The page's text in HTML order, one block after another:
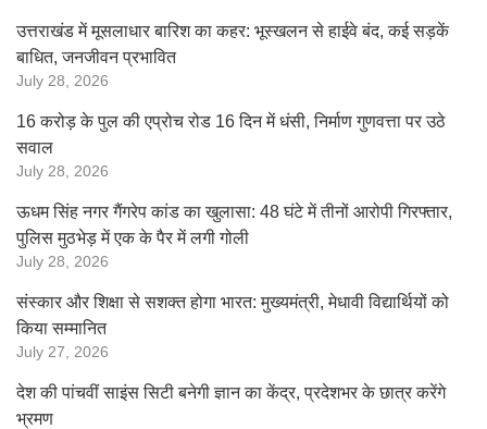
उत्तराखंड में मूसलाधार बारिश का कहर: भूस्खलन से हाईवे बंद, कई सड़कें
बाधित, जनजीवन प्रभावित
July 28, 2026
16 करोड़ के पुल की एप्रोच रोड 16 दिन में धंसी, निर्माण गुणवत्ता पर उठे
सवाल
July 28, 2026
ऊधम सिंह नगर गैंगरेप कांड का खुलासा: 48 घंटे में तीनों आरोपी गिरफ्तार,
पुलिस मुठभेड़ में एक के पैर में लगी गोली
July 28, 2026
संस्कार और शिक्षा से सशक्त होगा भारत: मुख्यमंत्री, मेधावी विद्यार्थियों को
किया सम्मानित
July 27, 2026
देश की पांचवीं साइंस सिटी बनेगी ज्ञान का केंद्र, प्रदेशभर के छात्र करेंगे
भ्रमण